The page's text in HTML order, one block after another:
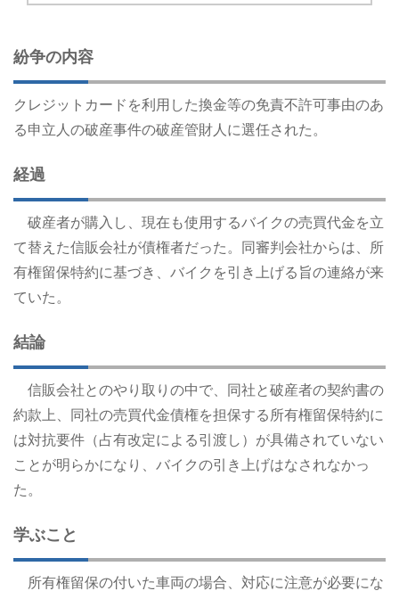
紛争の内容
クレジットカードを利用した換金等の免責不許可事由のあ
る申立人の破産事件の破産管財人に選任された。
経過
破産者が購入し、現在も使用するバイクの売買代金を立
て替えた信販会社が債権者だった。同審判会社からは、所
有権留保特約に基づき、バイクを引き上げる旨の連絡が来
ていた。
結論
信販会社とのやり取りの中で、同社と破産者の契約書の
約款上、同社の売買代金債権を担保する所有権留保特約に
は対抗要件（占有改定による引渡し）が具備されていない
ことが明らかになり、バイクの引き上げはなされなかっ
た。
学ぶこと
所有権留保の付いた車両の場合、対応に注意が必要にな